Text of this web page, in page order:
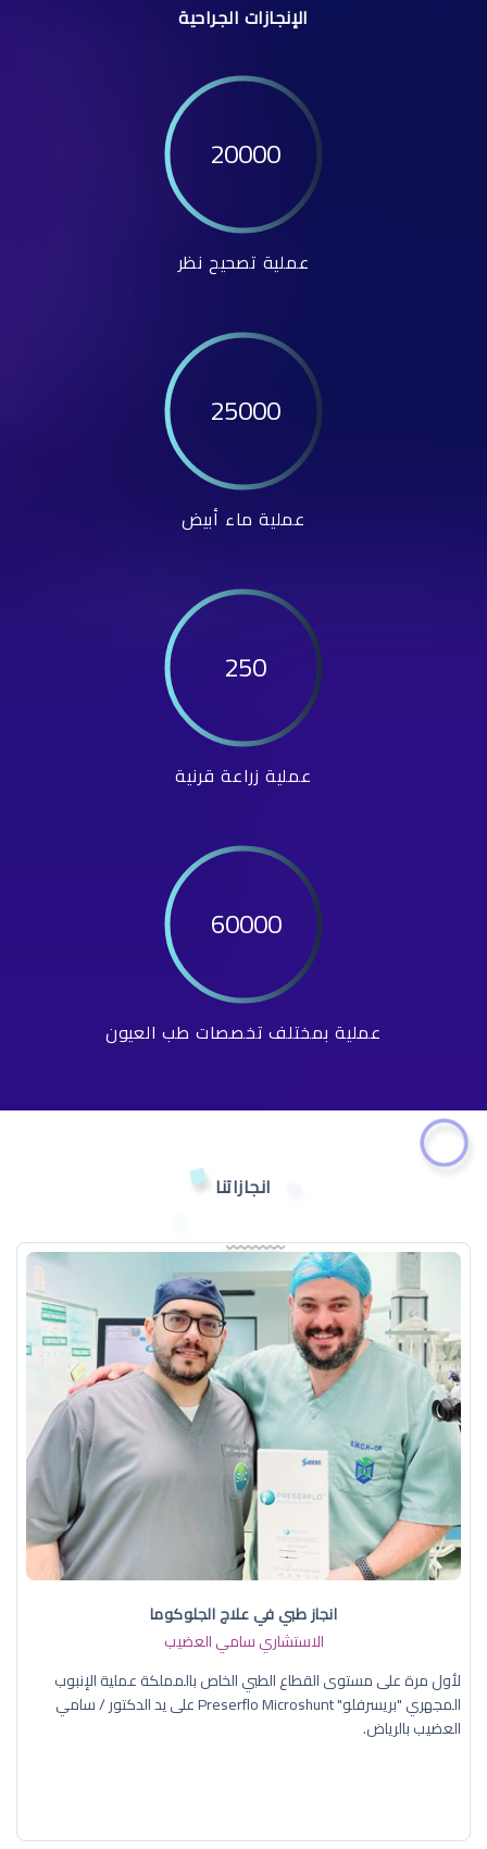
الإنجازات الجراحية
20000
عملية تصحيح نظر
25000
عملية ماء أبيض
250
عملية زراعة قرنية
60000
عملية بمختلف تخصصات طب العيون
انجازاتنا
انجاز طبي في علاج الجلوكوما
الاستشاري سامي العضيب
لأول مرة على مستوى القطاع الطبي الخاص بالمملكة عملية الإنبوب
المجهري "بريسرفلو" Preserflo Microshunt على يد الدكتور / سامي
العضيب بالرياض.